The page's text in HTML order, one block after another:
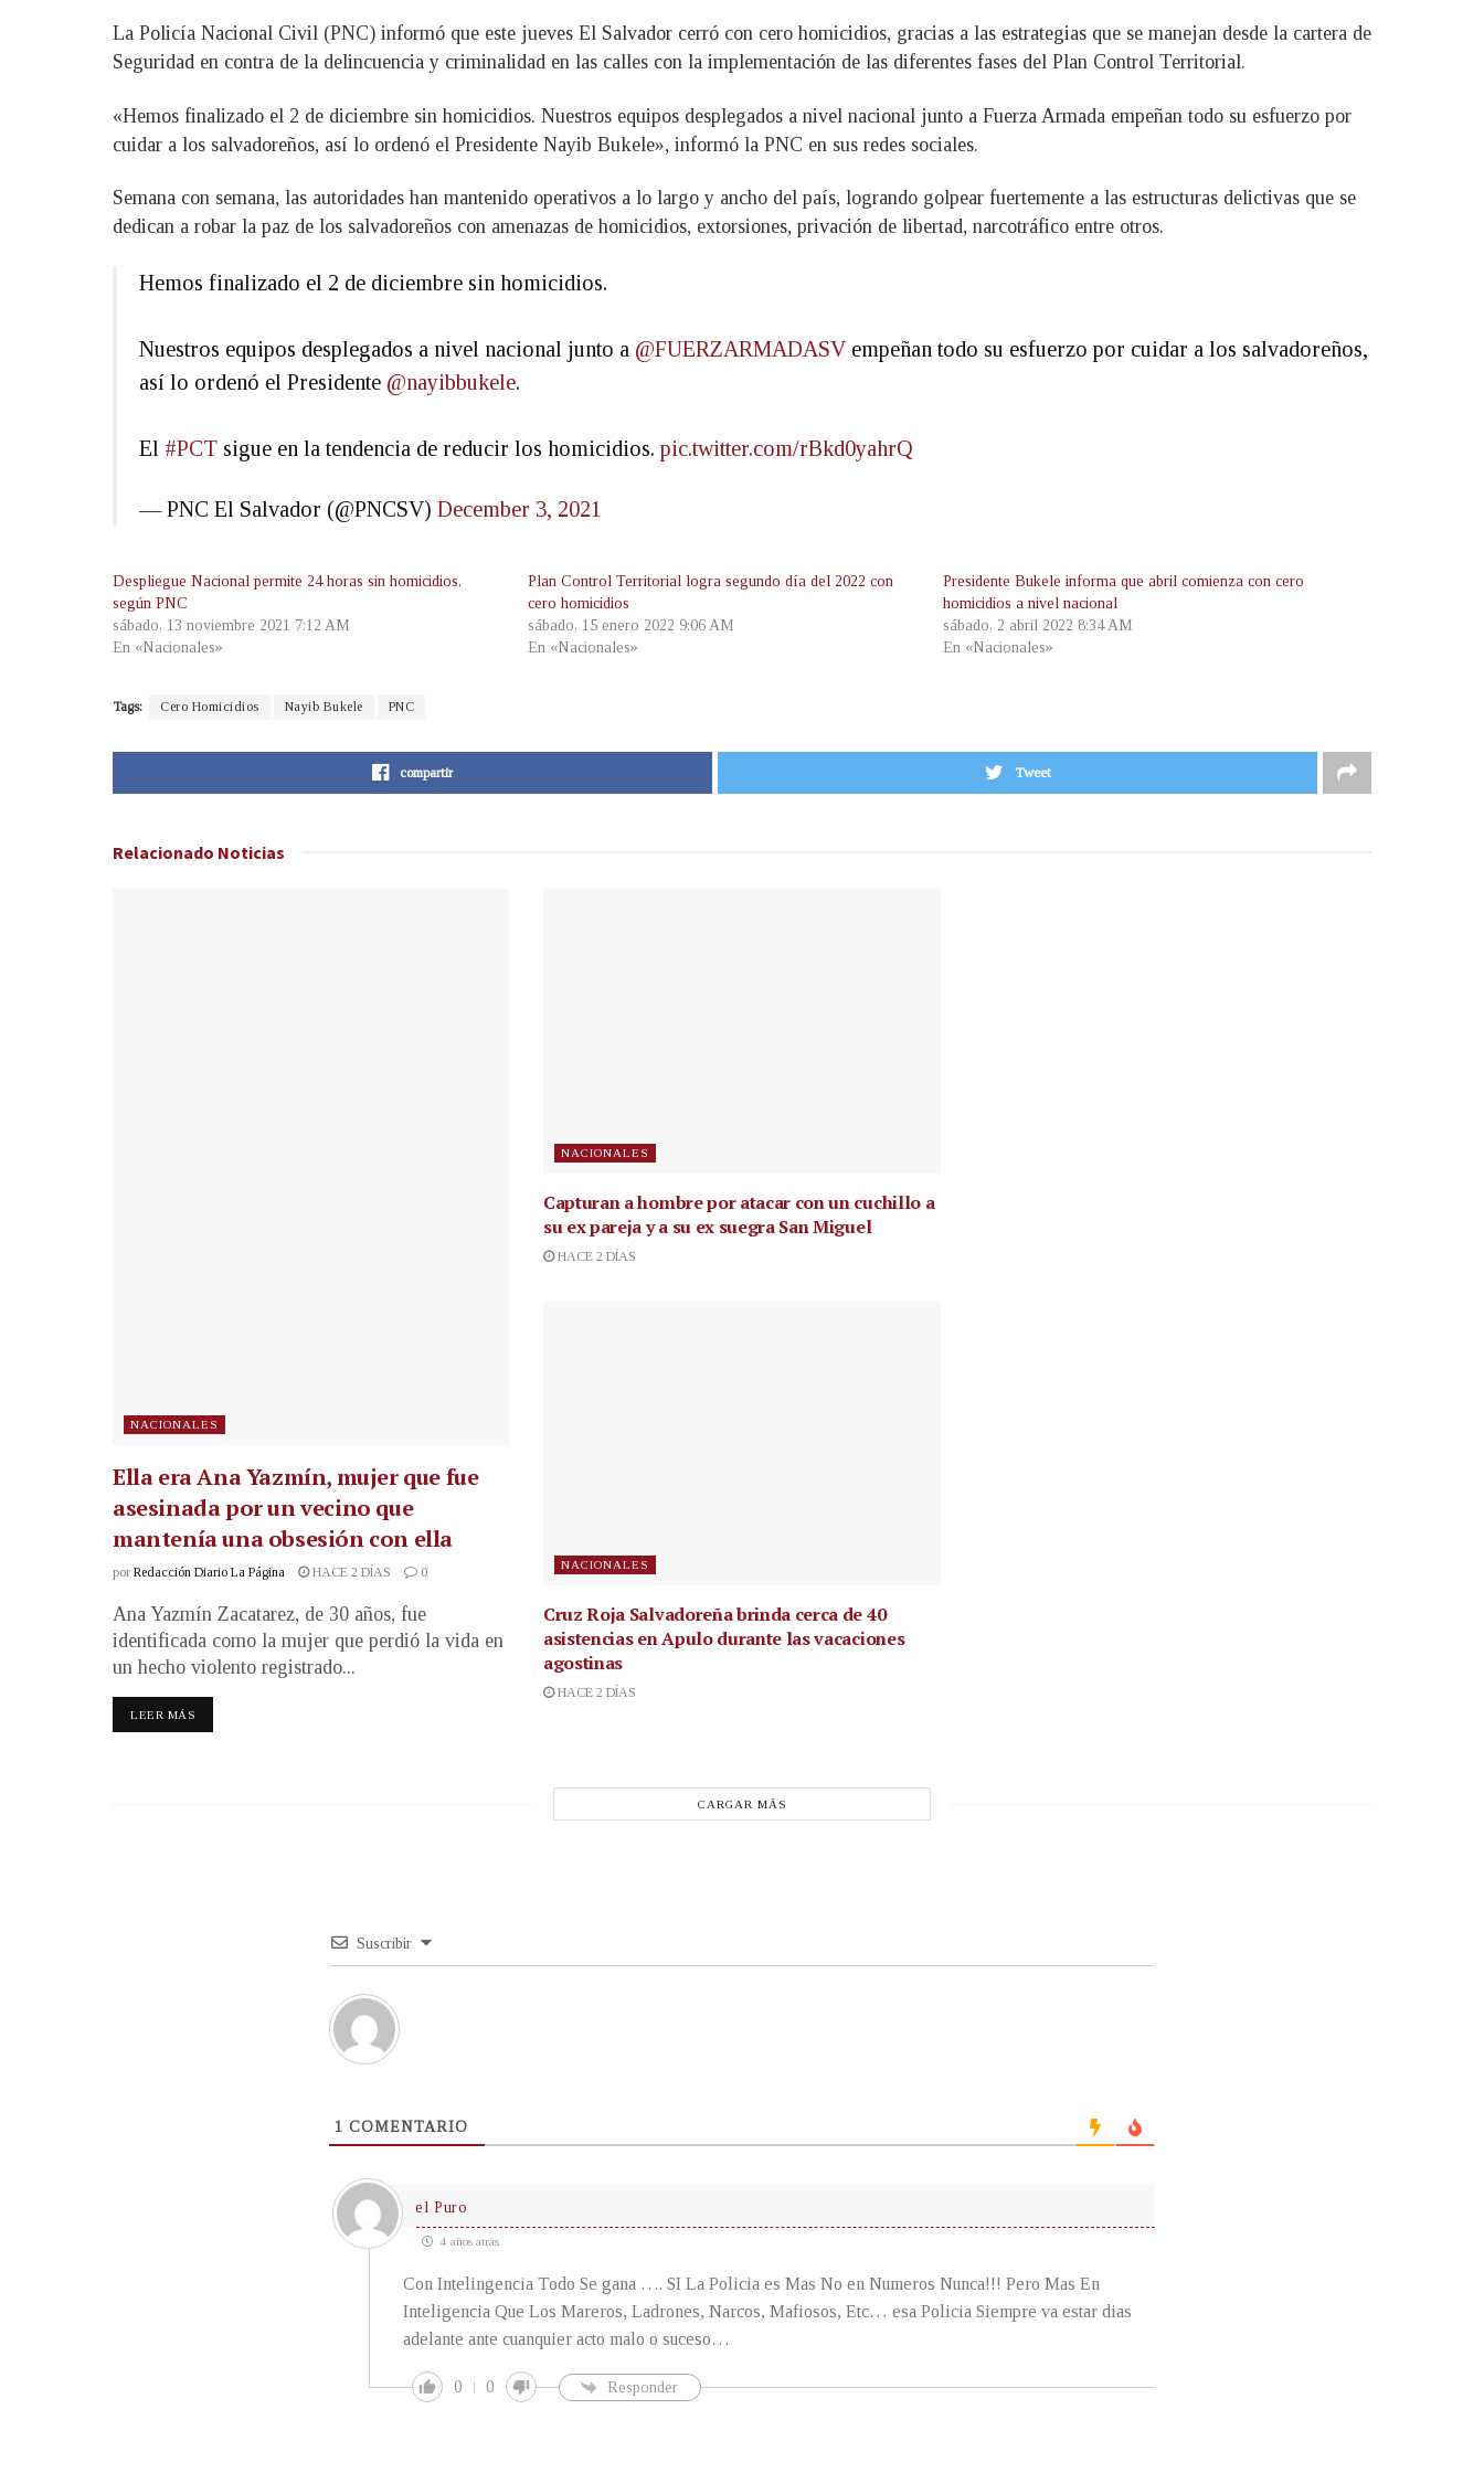
La Policía Nacional Civil (PNC) informó que este jueves El Salvador cerró con cero homicidios, gracias a las estrategias que se manejan desde la cartera de
Seguridad en contra de la delincuencia y criminalidad en las calles con la implementación de las diferentes fases del Plan Control Territorial.
«Hemos finalizado el 2 de diciembre sin homicidios. Nuestros equipos desplegados a nivel nacional junto a Fuerza Armada empeñan todo su esfuerzo por
cuidar a los salvadoreños, así lo ordenó el Presidente Nayib Bukele», informó la PNC en sus redes sociales.
Semana con semana, las autoridades han mantenido operativos a lo largo y ancho del país, logrando golpear fuertemente a las estructuras delictivas que se
dedican a robar la paz de los salvadoreños con amenazas de homicidios, extorsiones, privación de libertad, narcotráfico entre otros.
Hemos finalizado el 2 de diciembre sin homicidios.
Nuestros equipos desplegados a nivel nacional junto a @FUERZARMADASVempeñan todo su esfuerzo por cuidar a los salvadoreños,
así lo ordenó el Presidente @nayibbukele.
El #PCT sigue en la tendencia de reducir los homicidios. pic.twitter.com/rBkd0yahrQ
— PNC El Salvador (@PNCSV) December 3, 2021
Despliegue Nacional permite 24 horas sin homicidios,
según PNC
sábado, 13 noviembre 2021 7:12 AM
En «Nacionales»
Plan Control Territorial logra segundo día del 2022 con
cero homicidios
sábado, 15 enero 2022 9:06 AM
En «Nacionales»
Presidente Bukele informa que abril comienza con cero
homicidios a nivel nacional
sábado, 2 abril 2022 8:34 AM
En «Nacionales»
Tags: Cero Homicidios Nayib Bukele PNC
compartir Tweet
Relacionado Noticias
NACIONALES
Ella era Ana Yazmín, mujer que fue
asesinada por un vecino que
mantenía una obsesión con ella
por Redacción Diario La Página HACE 2 DÍAS 0
Ana Yazmín Zacatarez, de 30 años, fue
identificada como la mujer que perdió la vida en
un hecho violento registrado...
LEER MÁS
NACIONALES
Capturan a hombre por atacar con un cuchillo a
su ex pareja y a su ex suegra San Miguel
HACE 2 DÍAS
NACIONALES
Cruz Roja Salvadoreña brinda cerca de 40
asistencias en Apulo durante las vacaciones
agostinas
HACE 2 DÍAS
CARGAR MÁS
Suscribir
1 COMENTARIO
el Puro
4 años atrás
Con Intelingencia Todo Se gana …. SI La Policia es Mas No en Numeros Nunca!!! Pero Mas En
Inteligencia Que Los Mareros, Ladrones, Narcos, Mafiosos, Etc… esa Policia Siempre va estar dias
adelante ante cuanquier acto malo o suceso…
0 0 Responder